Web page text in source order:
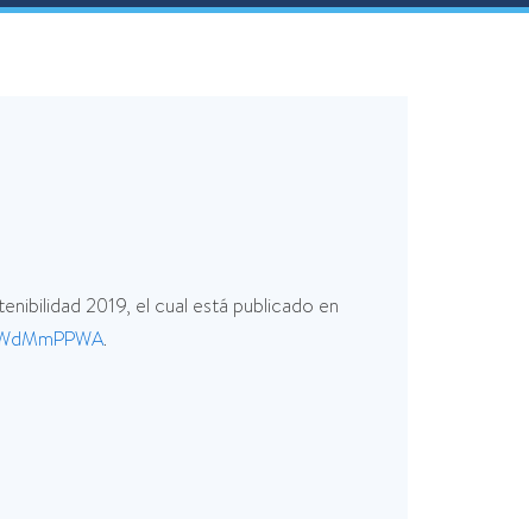
2019, el cual está publicado en
.